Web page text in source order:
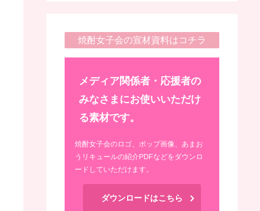
焼酎女子会の宣材資料はコチラ
メディア関係者・応援者の
みなさまにお使いいただけ
る素材です。
焼酎女子会のロゴ、ポップ画像、あまお
うリキュールの紹介PDFなどをダウンロ
ードしていただけます。
ダウンロードはこちら